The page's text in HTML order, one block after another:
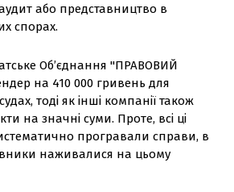
або представництво в
спорах.
Об’єднання "ПРАВОВИЙ
на 410 000 гривень для
тоді як інші компанії також
на значні суми. Проте, всі ці
програвали справи, в
наживалися на цьому